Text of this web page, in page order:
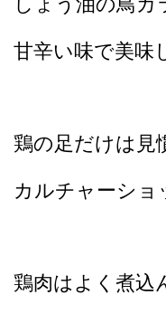
甘辛い味で美味
鶏の足だけは見
カルチャーショ
鶏肉はよく煮込